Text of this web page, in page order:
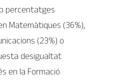
percentatges
Matemàtiques (36%),
(23%) o
desigualtat
en la Formació